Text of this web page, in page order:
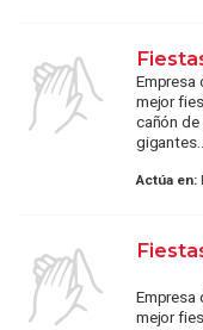
Empresa
mejor
cañón
Actúa en:
Empresa
mejor